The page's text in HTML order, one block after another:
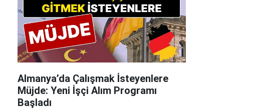
Almanya’da Çalışmak İsteyenlere
Müjde: Yeni İşçi Alım Programı
Başladı